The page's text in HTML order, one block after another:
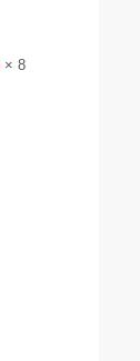
× 8